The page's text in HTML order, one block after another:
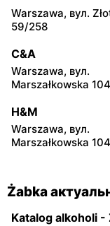
Żabka
Grzybowska 4
Żabka
Żabka
Warszawa, вул.
Warszawa, вул.
59/258
C&A
Warszawa, вул.
Marszałkowska
H&M
Warszawa, вул.
Marszałkowska
Żabka
Katalog alkoholi -